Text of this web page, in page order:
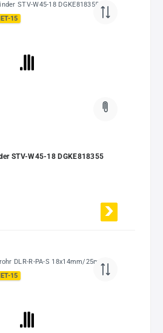
15
STV-W45-18 DGKE818355
15